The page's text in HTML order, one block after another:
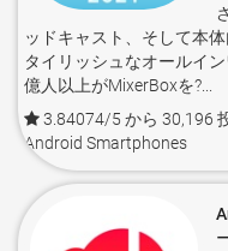
ッドキャスト、そして本
タイリッシュなオールイ
億人以上がMixerBoxを?...
3.84074/5 から 30,196
Android Smartphones